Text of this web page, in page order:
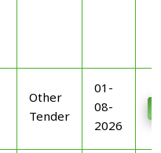
Other
Tender
01-
08-
2026